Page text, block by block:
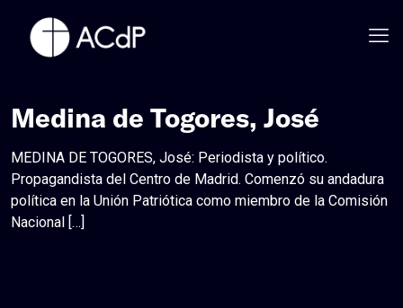
Medina de Togores, José
MEDINA DE TOGORES, José: Periodista y político.
Propagandista del Centro de Madrid. Comenzó su andadura
política en la Unión Patriótica como miembro de la Comisión
Nacional […]